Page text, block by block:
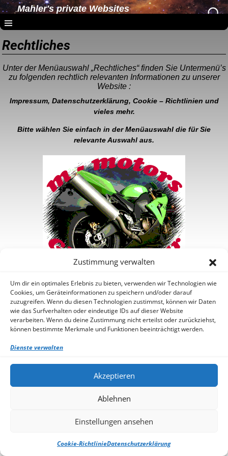
Zustimmung verwalten
Um dir ein optimales Erlebnis zu bieten, verwenden wir Technologien wie
Cookies, um Geräteinformationen zu speichern und/oder darauf
zuzugreifen. Wenn du diesen Technologien zustimmst, können wir Daten
wie das Surfverhalten oder eindeutige IDs auf dieser Website
verarbeiten. Wenn du deine Zustimmung nicht erteilst oder zurückziehst,
können bestimmte Merkmale und Funktionen beeinträchtigt werden.
Dienste verwalten
Akzeptieren
Ablehnen
Einstellungen ansehen
Cookie-RichtlinieDatenschutzerklärung
Mahler's private Websites
Rechtliches
Unter der Menüauswahl „Rechtliches“ finden Sie Untermenü’s
zu folgenden rechtlich relevanten Informationen zu unserer
Website :
Impressum, Datenschutzerklärung, Cookie – Richtlinien und
vieles mehr.
Bitte wählen Sie einfach in der Menüauswahl die für Sie
relevante Auswahl aus.
Sidebar Area
Add Some Widgets!
message will no longer be displayed after you add at least one
Appearance → Widgets control panel.
You can also change the sidebar layout for this page using
theme options.
Note: If you have added widgets, be sure you've not hidden all
sidebars on the Per Page options. You could switch this page
Weaver Xtreme Theme Datenschutzerklärung